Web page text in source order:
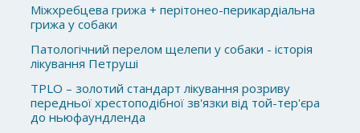
Міжхребцева грижа + перітонео-перикардіальна
грижа у собаки
Патологічний перелом щелепи у собаки - історія
лікування Петруші
TPLO – золотий стандарт лікування розриву
передньої хрестоподібної зв'язки від той-тер'єра
до ньюфаундленда